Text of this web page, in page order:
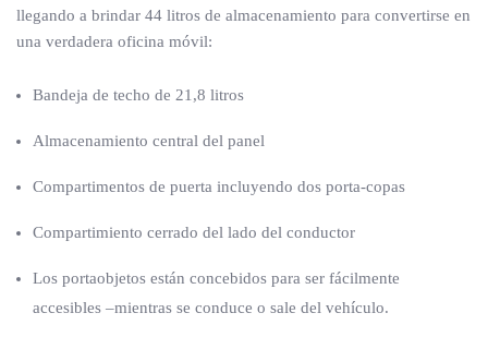
llegando a brindar 44 litros de almacenamiento para convertirse en
una verdadera oficina móvil:
Bandeja de techo de 21,8 litros
Almacenamiento central del panel
Compartimentos de puerta incluyendo dos porta-copas
Compartimiento cerrado del lado del conductor
Los portaobjetos están concebidos para ser fácilmente
accesibles –mientras se conduce o sale del vehículo.